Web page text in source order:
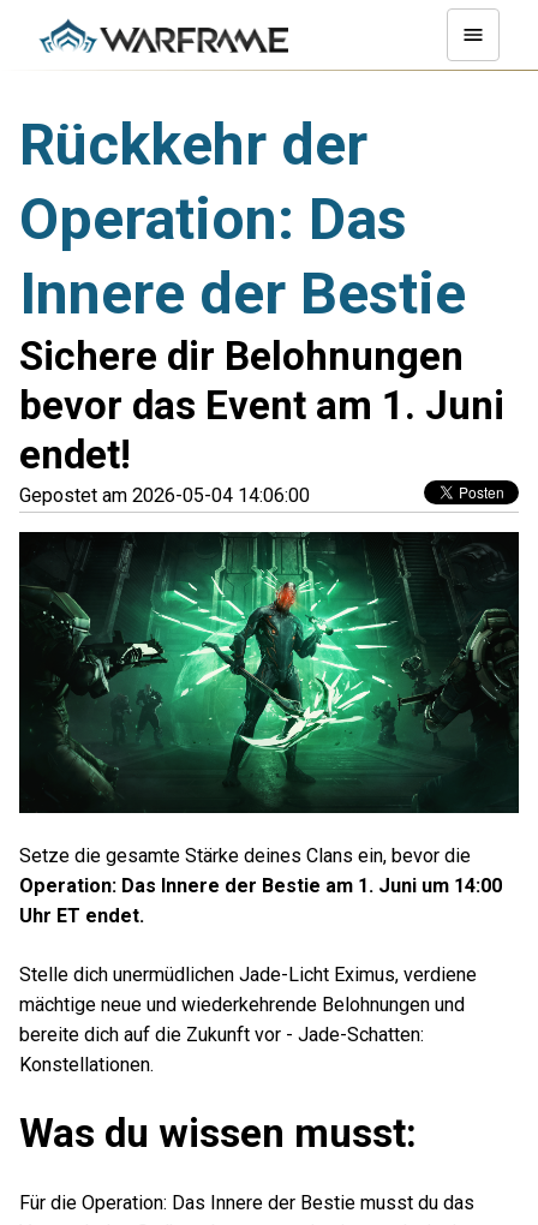
Rückkehr der
Operation: Das
Innere der Bestie
Sichere dir Belohnungen
bevor das Event am 1. Juni
endet!
Gepostet am 2026-05-04 14:06:00
Setze die gesamte Stärke deines Clans ein, bevor die
Operation: Das Innere der Bestie am 1. Juni um 14:00
Uhr ET endet.
Stelle dich unermüdlichen Jade-Licht Eximus, verdiene
mächtige neue und wiederkehrende Belohnungen und
bereite dich auf die Zukunft vor - Jade-Schatten:
Konstellationen.
Was du wissen musst:
Für die Operation: Das Innere der Bestie musst du das